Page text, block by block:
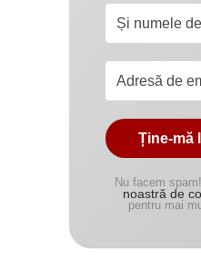
Nu facem
noastră de
pentru mai